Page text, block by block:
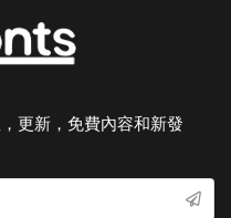
更新，免費內容和新發